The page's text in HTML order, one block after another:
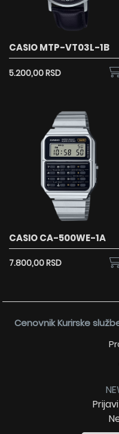
CASIO MTP-VT03L-1B
5.200,00 RSD
CASIO CA-500WE-1A
7.800,00 RSD
Cenovnik Kurirske